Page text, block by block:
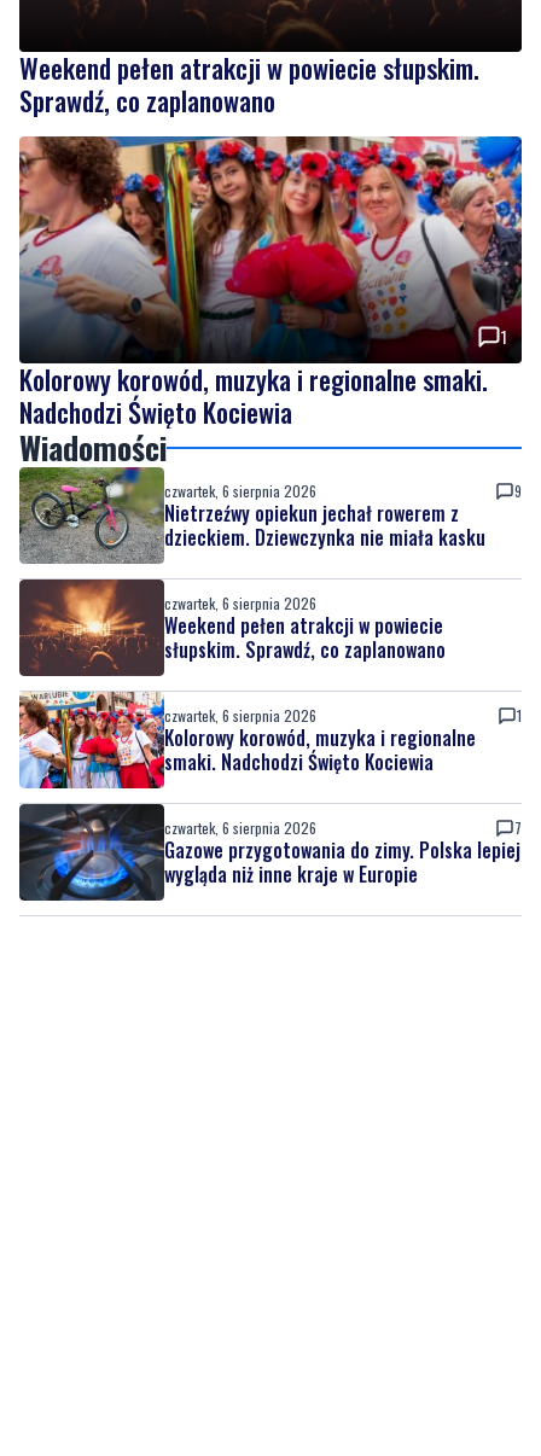
Weekend pełen atrakcji w powiecie słupskim.
Sprawdź, co zaplanowano
1
Kolorowy korowód, muzyka i regionalne smaki.
Nadchodzi Święto Kociewia
Wiadomości
czwartek, 6 sierpnia 2026 9
Nietrzeźwy opiekun jechał rowerem z
dzieckiem. Dziewczynka nie miała kasku
czwartek, 6 sierpnia 2026
Weekend pełen atrakcji w powiecie
słupskim. Sprawdź, co zaplanowano
czwartek, 6 sierpnia 2026 1
Kolorowy korowód, muzyka i regionalne
smaki. Nadchodzi Święto Kociewia
czwartek, 6 sierpnia 2026 7
Gazowe przygotowania do zimy. Polska lepiej
wygląda niż inne kraje w Europie